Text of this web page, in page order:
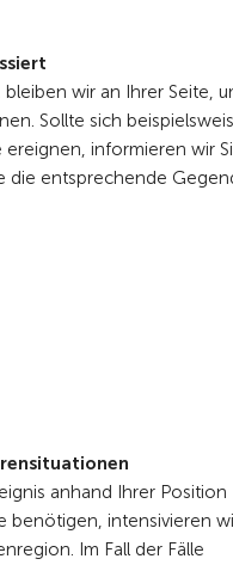
wir an Ihrer Seite,
Sollte sich
ereignen, informieren wir
die entsprechende
anhand Ihrer Position
benötigen, intensivieren
Im Fall der Fälle